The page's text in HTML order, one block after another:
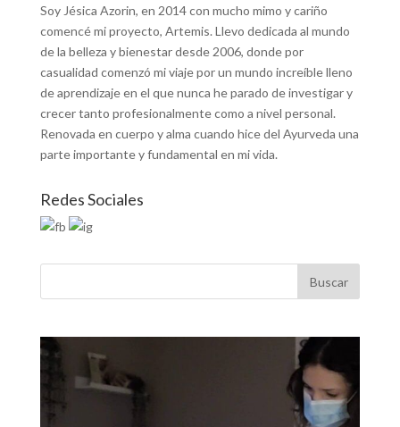
Soy Jésica Azorin, en 2014 con mucho mimo y cariño
comencé mi proyecto, Artemis. Llevo dedicada al mundo
de la belleza y bienestar desde 2006, donde por
casualidad comenzó mi viaje por un mundo increíble lleno
de aprendizaje en el que nunca he parado de investigar y
crecer tanto profesionalmente como a nivel personal.
Renovada en cuerpo y alma cuando hice del Ayurveda una
parte importante y fundamental en mi vida.
Redes Sociales